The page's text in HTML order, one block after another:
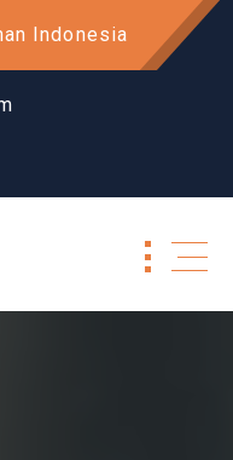
Indonesia